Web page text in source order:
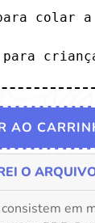
colar
AO
O
em